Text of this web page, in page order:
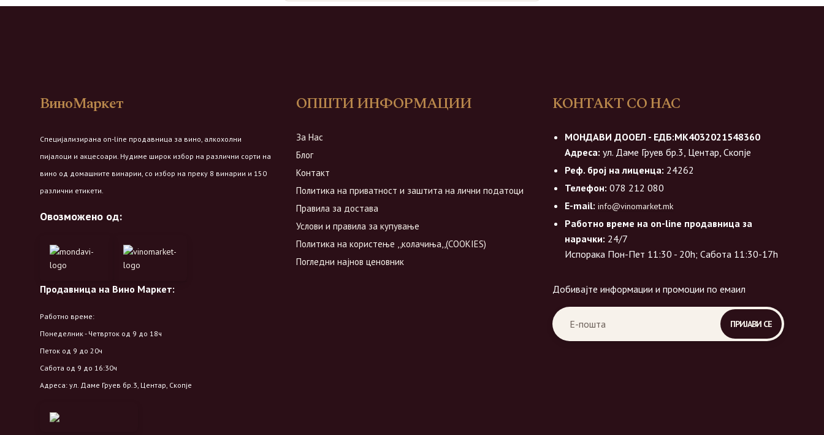
ВиноМаркет
Специјализирана on-line продавница за вино, алкохолни
пијалоци и акцесоари. Нудиме широк избор на различни сорти на
вино од домашните винарии, со избор на преку 8 винарии и 150
различни етикети.
Овозможено од:
Продавница на Вино Маркет:
Работно време:
Понеделник - Четврток од 9 до 18ч
Петок од 9 до 20ч
Сабота од 9 до 16:30ч
Адреса: ул. Даме Груев бр.3, Центар, Скопје
ОПШТИ ИНФОРМАЦИИ
За Нас
Блог
Контакт
Политика на приватност и заштита на лични податоци
Правила за достава
Услови и правила за купување
Политика на користење ,,колачиња,,(COOKIES)
Погледни најнов ценовник
КОНТАКТ СО НАС
МОНДАВИ ДООЕЛ - ЕДБ:МК4032021548360
Адреса: ул. Даме Груев бр.3, Центар, Скопје
Реф. број на лиценца: 24262
Телефон: 078 212 080
E-mail: info@vinomarket.mk
Работно време на on-line продавница за
нарачки: 24/7
Испорака Пон-Пет 11:30 - 20h; Сабота 11:30-17h
Добивајте информации и промоции по емаил